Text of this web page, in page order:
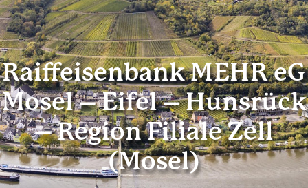
Raiffeisenbank MEHR eG
Mosel – Eifel – Hunsrück
– Region Filiale Zell
(Mosel)